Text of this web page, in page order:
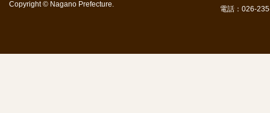
Copyright © Nagano Prefecture.
電話：026-